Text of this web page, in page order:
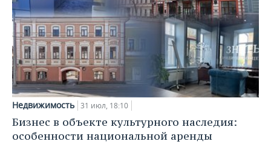
Недвижимость 31 июл, 18:10
Бизнес в объекте культурного наследия:
особенности национальной аренды